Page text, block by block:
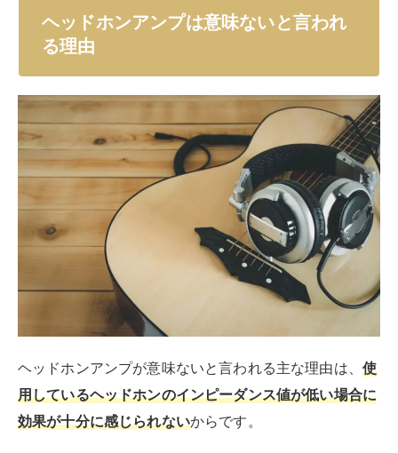
ヘッドホンアンプは意味ないと言われ
る理由
ヘッドホンアンプが意味ないと言われる主な理由は、 使
用しているヘッドホンのインピーダンス値が低い場合に
効果が十分に感じられないからです。